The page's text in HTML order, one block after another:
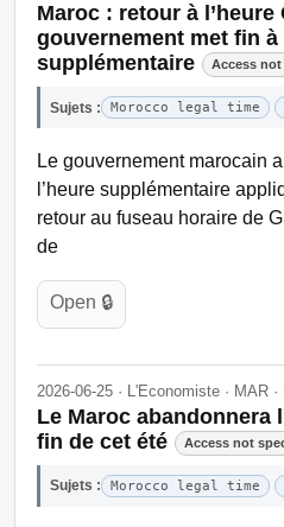
Maroc : retour à l’heure
gouvernement met fin à
supplémentaire
Access not
Sujets : Morocco legal time
Le gouvernement marocain
l’heure supplémentaire
retour au fuseau horaire de
de
Open 🔒
2026-06-25 · L'Economiste · MAR ·
Le Maroc abandonnera
fin de cet été
Access not
Sujets : Morocco legal time